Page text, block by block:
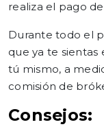
realiza el pago
Durante todo el
que ya te sientas
tú mismo, a
comisión de
Consejos: